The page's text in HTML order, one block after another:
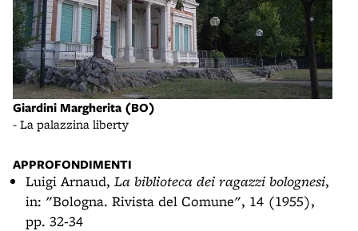
Giardini Margherita (BO)
- La palazzina liberty
APPROFONDIMENTI
Luigi Arnaud, La biblioteca dei ragazzi bolognesi,
in: "Bologna. Rivista del Comune", 14 (1955),
pp. 32-34